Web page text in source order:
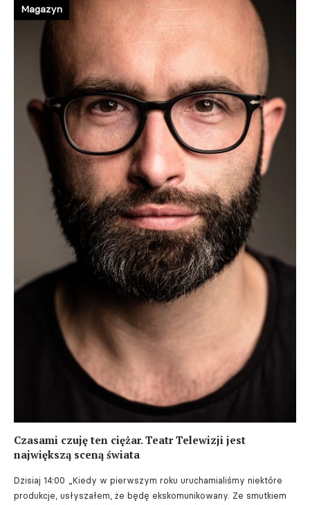
Czasami czuję ten ciężar. Teatr Telewizji jest
największą sceną świata
Dzisiaj 14:00 „Kiedy w pierwszym roku uruchamialiśmy niektóre
produkcje, usłyszałem, że będę ekskomunikowany. Ze smutkiem
Magazyn